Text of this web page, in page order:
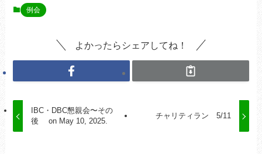
例会
よかったらシェアしてね！
IBC・DBC懇親会〜その
後 on May 10, 2025.
チャリティラン 5/11